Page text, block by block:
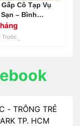
Gấp Cô Tạp Vụ
– Bình
Long An 📢 Gọi
Trước
- TRÔNG TRẺ
TP. HCM